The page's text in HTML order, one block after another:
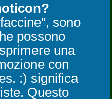
sono
possono
una
con
:) significa
Questo